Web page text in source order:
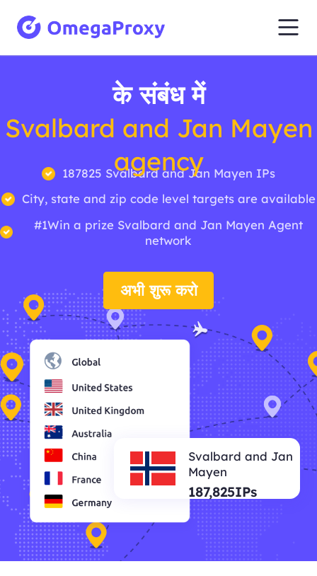
के संबंध में
Svalbard and Jan Mayen
agency
187825 Svalbard and Jan Mayen IPs
City, state and zip code level targets are available
#1Win a prize Svalbard and Jan Mayen Agent
network
अभी शुरू करो
Svalbard and Jan
Mayen
187,825IPs